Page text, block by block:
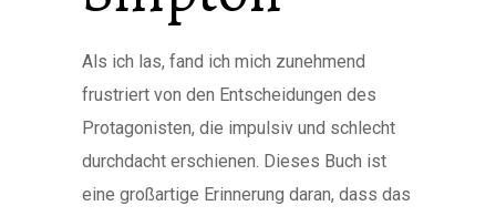
Als ich las, fand ich mich zunehmend
frustriert von den Entscheidungen des
Protagonisten, die impulsiv und schlecht
durchdacht erschienen. Dieses Buch ist
eine großartige Erinnerung daran, dass das